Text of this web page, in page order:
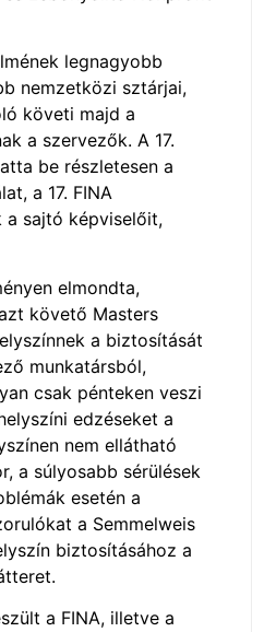
legnagyobb
nemzetközi sztárjai,
követi majd a
a szervezők. A 17.
be részletesen a
a 17. FINA
a sajtó képviselőit,
elmondta,
követő Masters
a biztosítását
munkatársból,
csak pénteken veszi
edzéseket a
nem ellátható
a súlyosabb sérülések
esetén a
a Semmelweis
biztosításához a
a FINA, illetve a